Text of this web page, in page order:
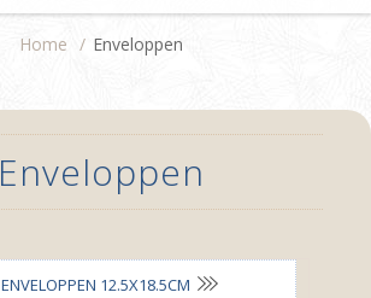
Home / Enveloppen
Enveloppen
ENVELOPPEN 12.5X18.5CM